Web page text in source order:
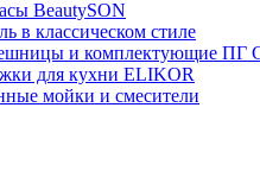
BeautySON
в классическом стиле
и комплектующие ПГ
для кухни ELIKOR
мойки и смесители